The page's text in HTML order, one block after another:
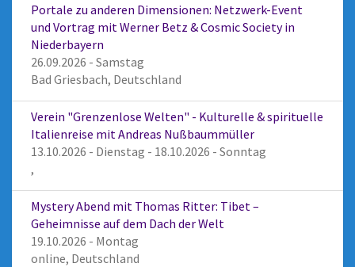
Portale zu anderen Dimensionen: Netzwerk-Event
und Vortrag mit Werner Betz & Cosmic Society in
Niederbayern
26.09.2026 - Samstag
Bad Griesbach, Deutschland
Verein "Grenzenlose Welten" - Kulturelle & spirituelle
Italienreise mit Andreas Nußbaummüller
13.10.2026 - Dienstag - 18.10.2026 - Sonntag
,
Mystery Abend mit Thomas Ritter: Tibet –
Geheimnisse auf dem Dach der Welt
19.10.2026 - Montag
online, Deutschland